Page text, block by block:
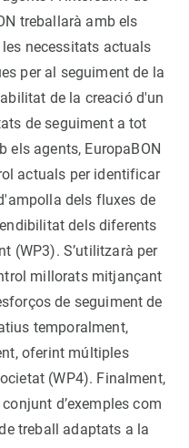
treballarà amb els
necessitats actuals
per al seguiment de la
de la creació d'un
de seguiment a tot
els agents, EuropaBON
actuals per identificar
dels fluxes de
dels diferents
(WP3). S’utilitzarà per
millorats mitjançant
de seguiment de
temporalment,
oferint múltiples
(WP4). Finalment,
d’exemples com
treball adaptats a la